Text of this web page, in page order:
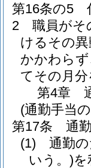
第16条の5
2
職員がそ
けるその
かかわら
てその月
第4章
(通勤手当
第17条
通
(1)
通勤
いう。)を